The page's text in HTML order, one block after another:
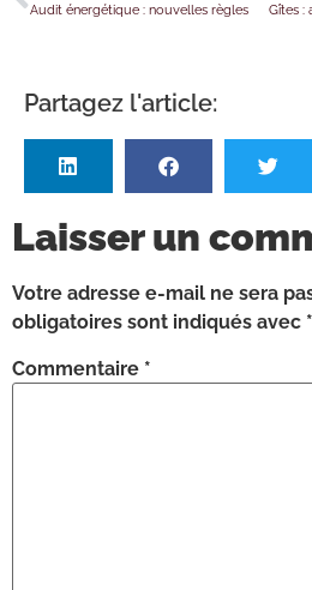
Audit énergétique : nouvelles règles
Partagez l'article:
Laisser un
Votre adresse e-mail ne sera
obligatoires sont indiqués avec *
Commentaire *